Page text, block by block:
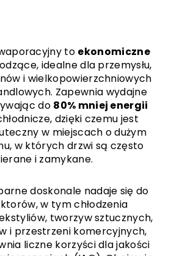
to ekonomiczne
idealne dla przemysłu,
i wielkopowierzchniowych
Zapewnia wydajne
do 80% mniej energii
dzięki czemu jest
w miejscach o dużym
w których drzwi są często
i zamykane.
doskonale nadaje się do
w tym chłodzenia
tworzyw sztucznych,
i przestrzeni komercyjnych,
liczne korzyści dla jakości